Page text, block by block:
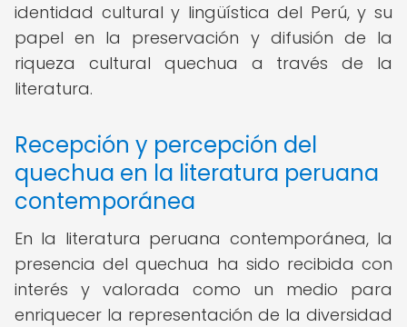
identidad cultural y lingüística del Perú, y su
papel en la preservación y difusión de la
riqueza cultural quechua a través de la
literatura.
Recepción y percepción del
quechua en la literatura peruana
contemporánea
En la literatura peruana contemporánea, la
presencia del quechua ha sido recibida con
interés y valorada como un medio para
enriquecer la representación de la diversidad